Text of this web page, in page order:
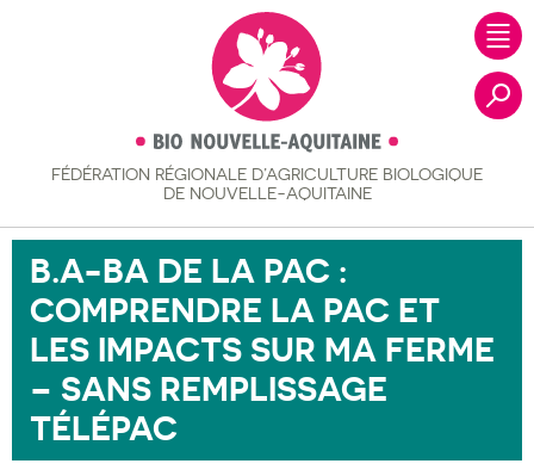
FÉDÉRATION RÉGIONALE D’AGRICULTURE BIOLOGIQUE
DE NOUVELLE-AQUITAINE
B.A-BA DE LA PAC :
COMPRENDRE LA PAC ET
LES IMPACTS SUR MA FERME
– SANS REMPLISSAGE
TÉLÉPAC